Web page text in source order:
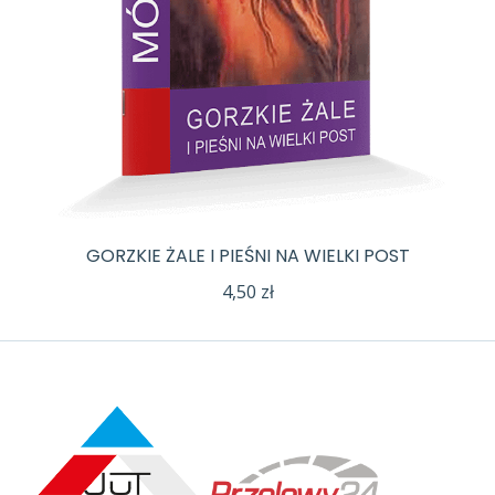
GORZKIE ŻALE I PIEŚNI NA WIELKI POST
4,50 zł